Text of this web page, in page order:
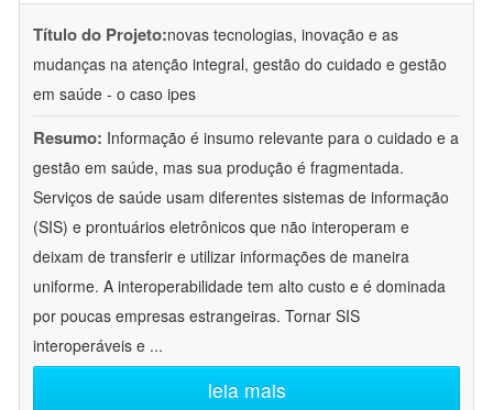
Título do Projeto:novas tecnologias, inovação e as
mudanças na atenção integral, gestão do cuidado e gestão
em saúde - o caso ipes
Resumo: Informação é insumo relevante para o cuidado e a
gestão em saúde, mas sua produção é fragmentada.
Serviços de saúde usam diferentes sistemas de informação
(SIS) e prontuários eletrônicos que não interoperam e
deixam de transferir e utilizar informações de maneira
uniforme. A interoperabilidade tem alto custo e é dominada
por poucas empresas estrangeiras. Tornar SIS
interoperáveis e ...
leia mais